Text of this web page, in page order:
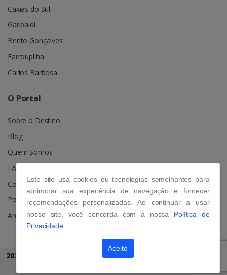
Caxias do Sul
Garibaldi
Bento Gonçalves
Farroupilha
Carlos Barbosa
O Portal
Sobre o Destino
Blog
Quem Somos
FAQ
Contato
Política de Privacidade
Anuncie
2026 © Grupo Portal GramadoTodos os direitos reservados.
Este site usa cookies ou tecnologias semelhantes para
aprimorar sua experiência de navegação e fornecer
recomendações personalizadas. Ao continuar a usar
nosso site, você concorda com a nossa Política de
Privacidade.
Aceito